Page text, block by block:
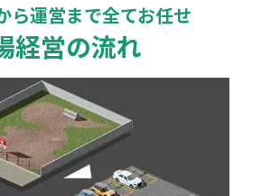
ら運営まで全てお任せ
経営の流れ